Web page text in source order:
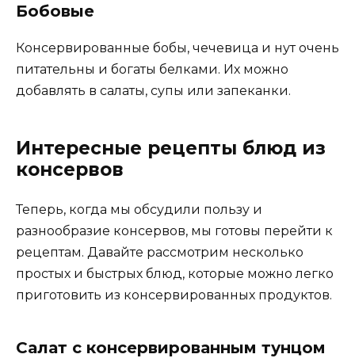
Бобовые
Консервированные бобы, чечевица и нут очень
питательны и богаты белками. Их можно
добавлять в салаты, супы или запеканки.
Интересные рецепты блюд из
консервов
Теперь, когда мы обсудили пользу и
разнообразие консервов, мы готовы перейти к
рецептам. Давайте рассмотрим несколько
простых и быстрых блюд, которые можно легко
приготовить из консервированных продуктов.
Салат с консервированным тунцом